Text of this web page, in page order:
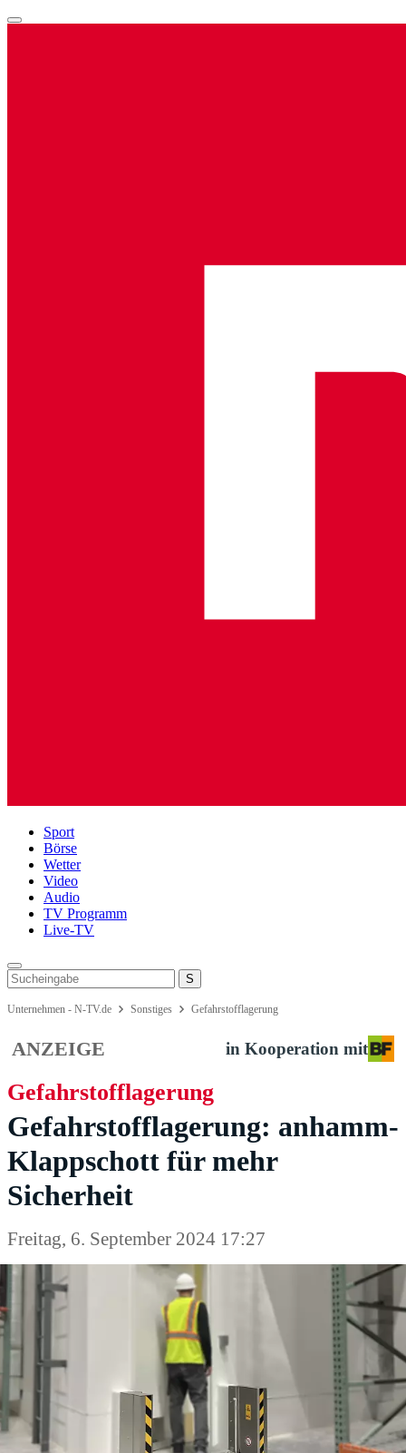
Sport
Börse
Wetter
Video
Audio
TV Programm
Live-TV
Unternehmen - N-TV.de Sonstiges Gefahrstofflagerung
ANZEIGE in Kooperation mit
Gefahrstofflagerung
Gefahrstofflagerung: anhamm-
Klappschott für mehr
Sicherheit
Freitag, 6. September 2024 17:27